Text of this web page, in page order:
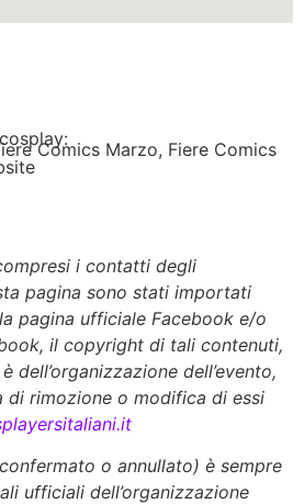
Comics Marzo, Fiere Comics
i contatti degli
pagina sono stati importati
pagina ufficiale Facebook e/o
il copyright di tali contenuti,
dell’organizzazione dell’evento,
di rimozione o modifica di essi
o annullato) è sempre
ufficiali dell’organizzazione